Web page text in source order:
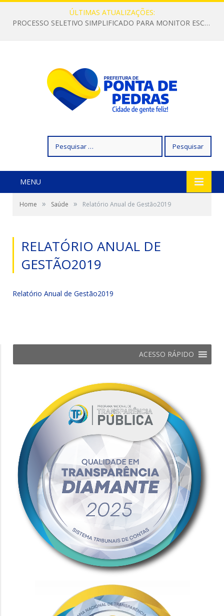
ÚLTIMAS ATUALIZAÇÕES:
PROCESSO SELETIVO SIMPLIFICADO PARA MONITOR ESCOLAR
por:
MENU
Home » Saúde » Relatório Anual de Gestão2019
RELATÓRIO ANUAL DE
GESTÃO2019
Relatório Anual de Gestão2019
ACESSO RÁPIDO